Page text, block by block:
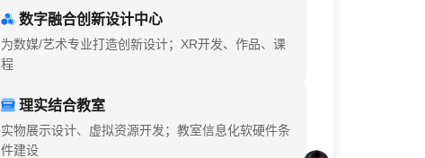
数字融合创新设计中心
为数媒/艺术专业打造创新设计；XR开发、作品、课
程
理实结合教室
实物展示设计、虚拟资源开发；教室信息化软硬件条
件建设